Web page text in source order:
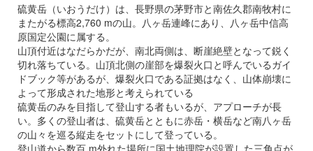
硫黄岳（いおうだけ）は、長野県の茅野市と南佐久郡南牧村に
またがる標高2,760 mの山。八ヶ岳連峰にあり、八ヶ岳中信高
原国定公園に属する。
山頂付近はなだらかだが、南北両側は、断崖絶壁となって鋭く
切れ落ちている。山頂北側の崖部を爆裂火口と呼んでいるガイ
ドブック等があるが、爆裂火口である証拠はなく、山体崩壊に
よって形成された地形と考えられている
硫黄岳のみを目指して登山する者もいるが、アプローチが長
い。多くの登山者は、硫黄岳とともに赤岳・横岳など南八ヶ岳
の山々を巡る縦走をセットにして登っている。
登山道から数百 m外れた場所に国土地理院が設置した三角点が